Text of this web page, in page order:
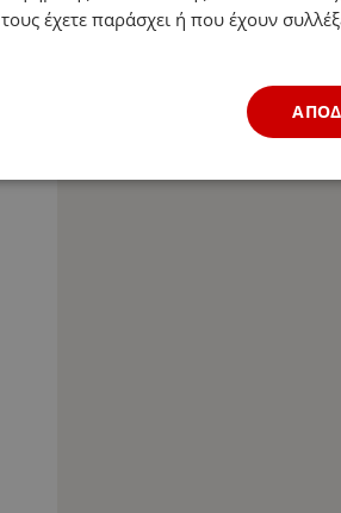
έχετε παράσχει ή που έχουν